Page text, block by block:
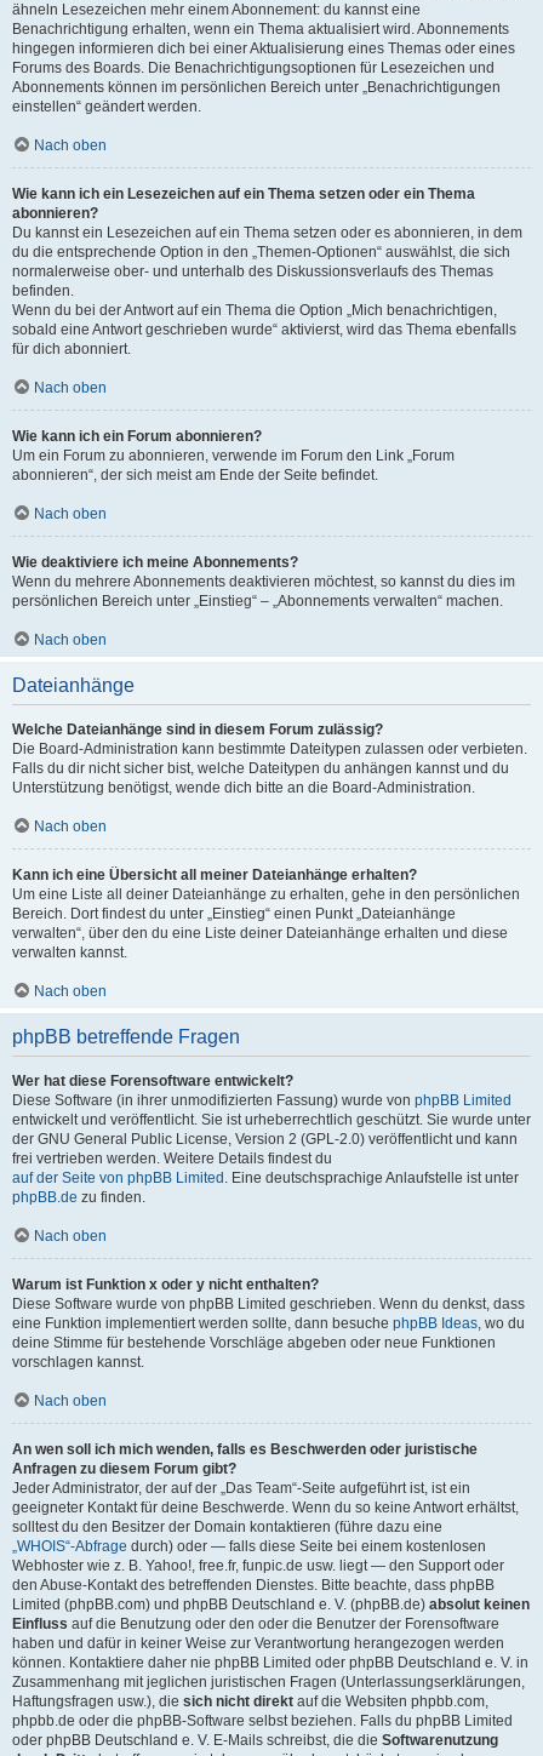
ähneln Lesezeichen mehr einem Abonnement: du kannst eine
Benachrichtigung erhalten, wenn ein Thema aktualisiert wird. Abonnements
hingegen informieren dich bei einer Aktualisierung eines Themas oder eines
Forums des Boards. Die Benachrichtigungsoptionen für Lesezeichen und
Abonnements können im persönlichen Bereich unter „Benachrichtigungen
einstellen“ geändert werden.
Nach oben
Wie kann ich ein Lesezeichen auf ein Thema setzen oder ein Thema
abonnieren?
Du kannst ein Lesezeichen auf ein Thema setzen oder es abonnieren, in dem
du die entsprechende Option in den „Themen-Optionen“ auswählst, die sich
normalerweise ober- und unterhalb des Diskussionsverlaufs des Themas
befinden.
Wenn du bei der Antwort auf ein Thema die Option „Mich benachrichtigen,
sobald eine Antwort geschrieben wurde“ aktivierst, wird das Thema ebenfalls
für dich abonniert.
Nach oben
Wie kann ich ein Forum abonnieren?
Um ein Forum zu abonnieren, verwende im Forum den Link „Forum
abonnieren“, der sich meist am Ende der Seite befindet.
Nach oben
Wie deaktiviere ich meine Abonnements?
Wenn du mehrere Abonnements deaktivieren möchtest, so kannst du dies im
persönlichen Bereich unter „Einstieg“ – „Abonnements verwalten“ machen.
Nach oben
Dateianhänge
Welche Dateianhänge sind in diesem Forum zulässig?
Die Board-Administration kann bestimmte Dateitypen zulassen oder verbieten.
Falls du dir nicht sicher bist, welche Dateitypen du anhängen kannst und du
Unterstützung benötigst, wende dich bitte an die Board-Administration.
Nach oben
Kann ich eine Übersicht all meiner Dateianhänge erhalten?
Um eine Liste all deiner Dateianhänge zu erhalten, gehe in den persönlichen
Bereich. Dort findest du unter „Einstieg“ einen Punkt „Dateianhänge
verwalten“, über den du eine Liste deiner Dateianhänge erhalten und diese
verwalten kannst.
Nach oben
phpBB betreffende Fragen
Wer hat diese Forensoftware entwickelt?
Diese Software (in ihrer unmodifizierten Fassung) wurde von phpBB Limited
entwickelt und veröffentlicht. Sie ist urheberrechtlich geschützt. Sie wurde unter
der GNU General Public License, Version 2 (GPL-2.0) veröffentlicht und kann
frei vertrieben werden. Weitere Details findest du
auf der Seite von phpBB Limited . Eine deutschsprachige Anlaufstelle ist unter
phpBB.de zu finden.
Nach oben
Warum ist Funktion x oder y nicht enthalten?
Diese Software wurde von phpBB Limited geschrieben. Wenn du denkst, dass
eine Funktion implementiert werden sollte, dann besuche phpBB Ideas, wo du
deine Stimme für bestehende Vorschläge abgeben oder neue Funktionen
vorschlagen kannst.
Nach oben
An wen soll ich mich wenden, falls es Beschwerden oder juristische
Anfragen zu diesem Forum gibt?
Jeder Administrator, der auf der „Das Team“-Seite aufgeführt ist, ist ein
geeigneter Kontakt für deine Beschwerde. Wenn du so keine Antwort erhältst,
solltest du den Besitzer der Domain kontaktieren (führe dazu eine
„WHOIS“-Abfrage durch) oder — falls diese Seite bei einem kostenlosen
Webhoster wie z. B. Yahoo!, free.fr, funpic.de usw. liegt — den Support oder
den Abuse-Kontakt des betreffenden Dienstes. Bitte beachte, dass phpBB
Limited (phpBB.com) und phpBB Deutschland e. V. (phpBB.de) absolut keinen
Einfluss auf die Benutzung oder den oder die Benutzer der Forensoftware
haben und dafür in keiner Weise zur Verantwortung herangezogen werden
können. Kontaktiere daher nie phpBB Limited oder phpBB Deutschland e. V. in
Zusammenhang mit jeglichen juristischen Fragen (Unterlassungserklärungen,
Haftungsfragen usw.), die sich nicht direkt auf die Websiten phpbb.com,
phpbb.de oder die phpBB-Software selbst beziehen. Falls du phpBB Limited
oder phpBB Deutschland e. V. E-Mails schreibst, die die Softwarenutzung